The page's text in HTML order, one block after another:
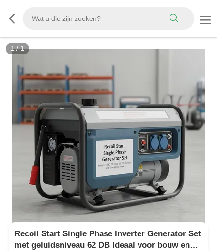
1/1
Recoil Start Single Phase Inverter Generator Set
met geluidsniveau 62 DB Ideaal voor bouw en